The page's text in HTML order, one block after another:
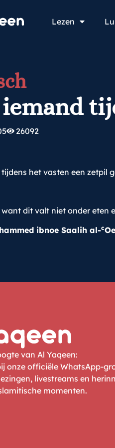
Lezen
26092
het vasten een zetpil
dit valt niet onder eten
ibnoe Saalih al-c
van Al Yaqeen:
onze officiële WhatsApp-
livestreams en
momenten.